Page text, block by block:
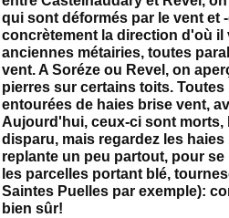
qui sont déformés par le vent et
concrètement la direction d'où il
anciennes métairies, toutes
vent. A Soréze ou Revel, on
pierres sur certains toits. Toutes
entourées de haies brise vent,
Aujourd'hui, ceux-ci sont morts,
disparu, mais regardez les
replante un peu partout, pour
les parcelles portant blé,
Saintes Puelles par exemple):
bien sûr!